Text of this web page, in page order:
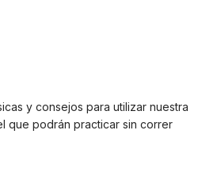
y consejos para utilizar nuestra
que podrán practicar sin correr